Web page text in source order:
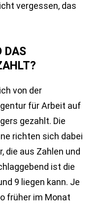
vergessen, das
DAS
von der
für Arbeit auf
gezahlt. Die
richten sich dabei
die aus Zahlen und
ist die
9 liegen kann. Je
früher im Monat